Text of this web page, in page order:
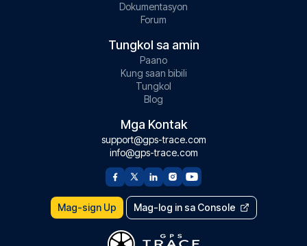
Dokumentasyon
Forum
Tungkol sa amin
Paano
Kung saan bibili
Tungkol
Blog
Mga Kontak
support@gps-trace.com
info@gps-trace.com
Mag-sign Up Mag-log in sa Console